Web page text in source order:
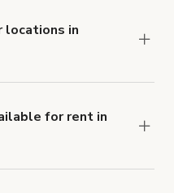
locations in
mit
for rent in